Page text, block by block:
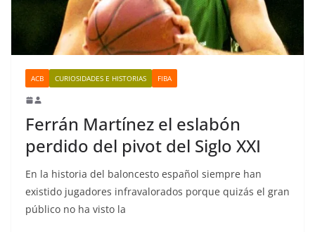
ACB CURIOSIDADES E HISTORIAS FIBA
Ferrán Martínez el eslabón
perdido del pivot del Siglo XXI
En la historia del baloncesto español siempre han
existido jugadores infravalorados porque quizás el gran
público no ha visto la